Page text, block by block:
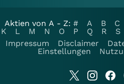
Aktien von A - Z: # A B C
K
L M N O P Q R S
Impressum
Disclaimer
Einstellungen